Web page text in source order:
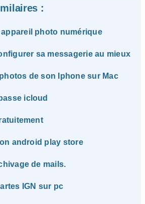
:
photo numérique
sa messagerie au mieux
de son Iphone sur Mac
icloud
android play store
de mails.
IGN sur pc